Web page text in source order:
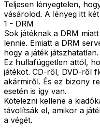
Teljesen lényegtelen,
vásárolod. A lényeg itt
1 - DRM
Sok játéknak a DRM
lennie. Emiatt a DRM
hogy a játék játszhatatlan.
Ez hullafüggetlen attól,
játékot. CD-ről, DVD-ről
akármiről. És ez bizony
esetén is így van.
Kötelezni kellene a
távolítsák el, amikor a
a végét.